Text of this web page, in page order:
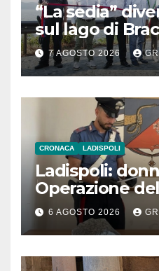
“La sedia”
sul lago di
7 AGOSTO 2026
CRONACA LADISPOLI
Ladispoli:
Operazione
6 AGOSTO 2026